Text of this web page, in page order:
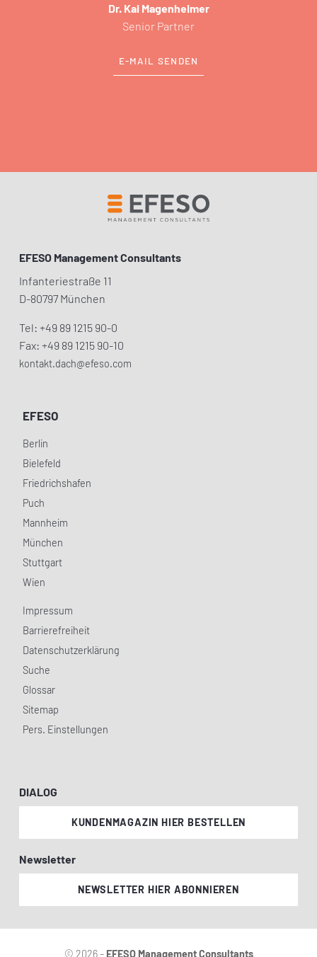
Dr. Kai Magenheimer
Senior Partner
E-MAIL SENDEN
EFESO Management Consultants
Infanteriestraße 11
D-80797 München
Tel: +49 89 1215 90-0
Fax: +49 89 1215 90-10
kontakt.dach@efeso.com
EFESO
Berlin
Bielefeld
Friedrichshafen
Puch
Mannheim
München
Stuttgart
Wien
Impressum
Barrierefreiheit
Datenschutzerklärung
Suche
Glossar
Sitemap
Pers. Einstellungen
DIALOG
KUNDENMAGAZIN HIER BESTELLEN
Newsletter
NEWSLETTER HIER ABONNIEREN
© 2026 – EFESO Management Consultants